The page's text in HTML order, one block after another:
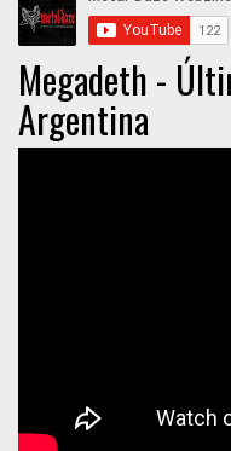
Megadeth -
Argentina